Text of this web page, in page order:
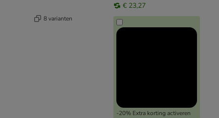
8 varianten
€ 23,27
-20% Extra korting activeren